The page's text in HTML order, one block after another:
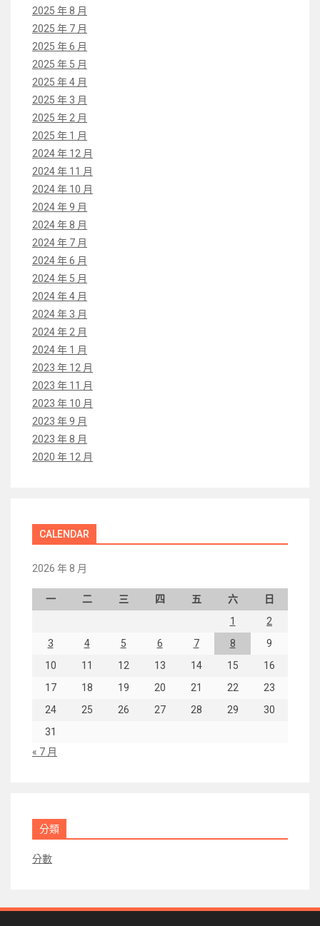
2025 年 8 月
2025 年 7 月
2025 年 6 月
2025 年 5 月
2025 年 4 月
2025 年 3 月
2025 年 2 月
2025 年 1 月
2024 年 12 月
2024 年 11 月
2024 年 10 月
2024 年 9 月
2024 年 8 月
2024 年 7 月
2024 年 6 月
2024 年 5 月
2024 年 4 月
2024 年 3 月
2024 年 2 月
2024 年 1 月
2023 年 12 月
2023 年 11 月
2023 年 10 月
2023 年 9 月
2023 年 8 月
2020 年 12 月
CALENDAR
2026 年 8 月
一 二 三 四 五 六
日
1
2
3
4 5 6 7 8
9
10
11 12 13 14 15
16
17
18 19 20 21 22
23
24
25 26 27 28 29
30
31
« 7 月
分類
分數